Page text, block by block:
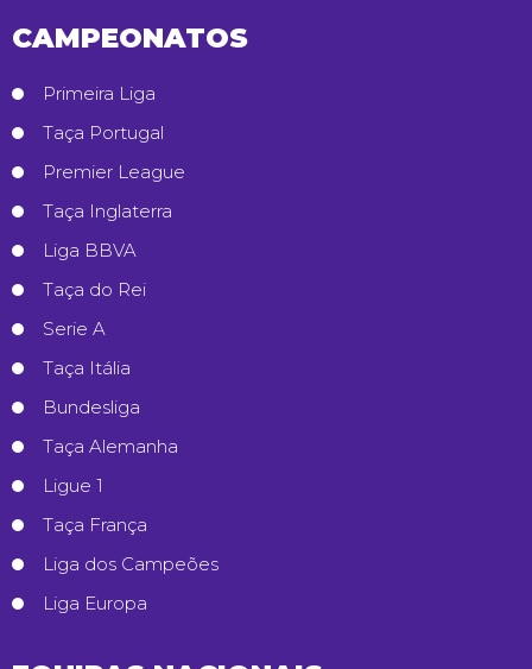
CAMPEONATOS
Primeira Liga
Taça Portugal
Premier League
Taça Inglaterra
Liga BBVA
Taça do Rei
Serie A
Taça Itália
Bundesliga
Taça Alemanha
Ligue 1
Taça França
Liga dos Campeões
Liga Europa